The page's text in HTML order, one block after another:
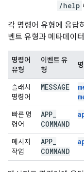
/help
각 명령어 유형에 응답
벤트 유형과 메타데이
명령어
유형
이벤트 유
형
슬래시
명령어
MESSAGE
빠른 명
령어
APP
COMMAND
메시지
작업
APP
COMMAND